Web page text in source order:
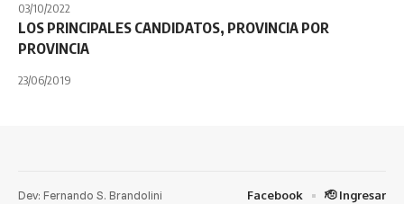
03/10/2022
LOS PRINCIPALES CANDIDATOS, PROVINCIA POR
PROVINCIA
23/06/2019
Dev: Fernando S. Brandolini Facebook 🫡 Ingresar